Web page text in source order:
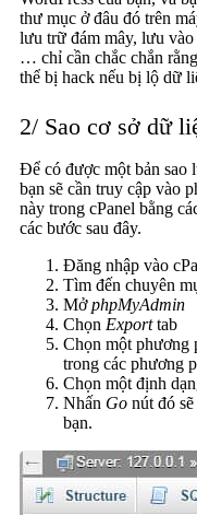
thư mục ở đâu đó trên
lưu trữ đám mây, lưu
… chỉ cần chắc chắn
thể bị hack nếu bị lộ dữ
2/ Sao cơ sở dữ
Để có được một bản sao
bạn sẽ cần truy cập vào
này trong cPanel bằng
các bước sau đây.
Đăng nhập vào
Tìm đến chuyên
MởphpMyAdmin
Chọn Exporttab
Chọn một phương
trong các phương
Chọn một định
Nhấn Go nút đó
bạn.